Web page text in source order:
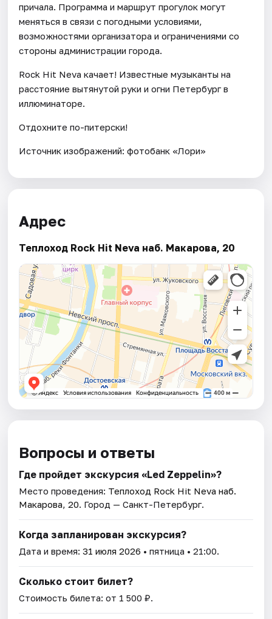
причала. Программа и маршрут прогулок могут
меняться в связи с погодными условиями,
возможностями организатора и ограничениями со
стороны администрации города.
Rock Hit Neva качает! Известные музыканты на
расстояние вытянутой руки и огни Петербург в
иллюминаторе.
Отдохните по-питерски!
Источник изображений: фотобанк «Лори»
Адрес
Теплоход Rock Hit Neva наб. Макарова, 20
Вопросы и ответы
Где пройдет экскурсия «Led Zeppelin»?
Место проведения: Теплоход Rock Hit Neva наб.
Макарова, 20. Город — Санкт-Петербург.
Когда запланирован экскурсия?
Дата и время:31 июля 2026 • пятница • 21:00.
Сколько стоит билет?
Стоимость билета: от 1 500 ₽.